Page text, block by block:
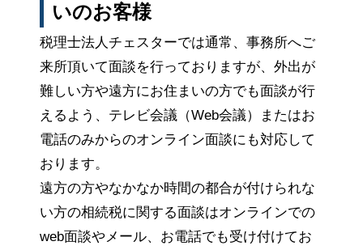
いのお客様
税理士法人チェスターでは通常、事務所へご
来所頂いて面談を行っておりますが、外出が
難しい方や遠方にお住まいの方でも面談が行
えるよう、テレビ会議（Web会議）またはお
電話のみからのオンライン面談にも対応して
おります。
遠方の方やなかなか時間の都合が付けられな
い方の相続税に関する面談はオンラインでの
web面談やメール、お電話でも受け付けてお